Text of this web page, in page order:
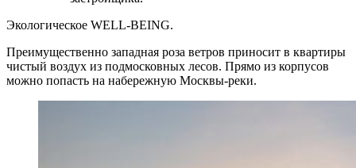
Экологическое WELL-BEING.
Преимущественно западная роза ветров приносит в квартиры
чистый воздух из подмосковных лесов. Прямо из корпусов
можно попасть на набережную Москвы-реки.